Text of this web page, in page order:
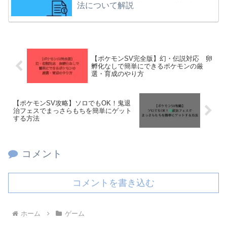
法について解説
【ポケモンSV完全版】幻・伝説対応 卵
孵化なしで簡単にできるポケモンの厳
選・育成のやり方
【ポケモンSV攻略】ソロでもOK！鬼退
治フェスでまっさらもちを簡単にゲット
する方法
コメント
コメントを書き込む
ホーム ゲーム